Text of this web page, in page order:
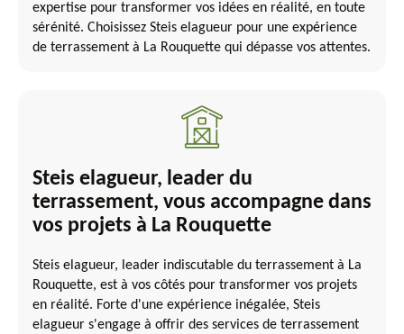
expertise pour transformer vos idées en réalité, en toute
sérénité. Choisissez Steis elagueur pour une expérience
de terrassement à La Rouquette qui dépasse vos attentes.
Steis elagueur, leader du
terrassement, vous accompagne dans
vos projets à La Rouquette
Steis elagueur, leader indiscutable du terrassement à La
Rouquette, est à vos côtés pour transformer vos projets
en réalité. Forte d'une expérience inégalée, Steis
elagueur s'engage à offrir des services de terrassement